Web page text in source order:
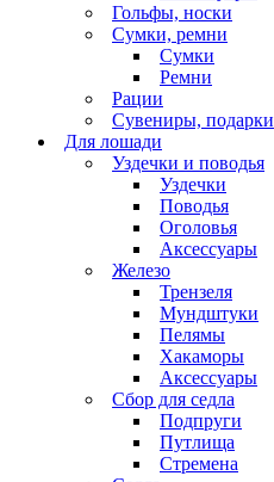
Гольфы, носки
Сумки, ремни
Сумки
Ремни
Рации
Сувениры, подарки
Для лошади
Уздечки и поводья
Уздечки
Поводья
Оголовья
Аксессуары
Железо
Трензеля
Мундштуки
Пелямы
Хакаморы
Аксессуары
Сбор для седла
Подпруги
Путлища
Стремена